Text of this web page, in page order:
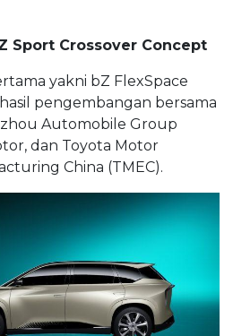
Sport Crossover Concept
yakni bZ FlexSpace
pengembangan bersama
Automobile Group
dan Toyota Motor
China (TMEC).